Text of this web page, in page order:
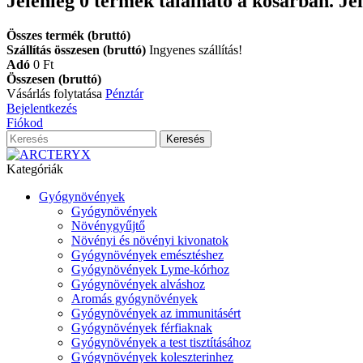
Összes termék (bruttó)
Szállítás összesen (bruttó) Ingyenes szállítás!
Adó 0 Ft‎
Összesen (bruttó)
Vásárlás folytatása Pénztár
Bejelentkezés
Fiókod
Keresés
Kategóriák
Gyógynövények
Gyógynövények
Növénygyűjtő
Növényi és növényi kivonatok
Gyógynövények emésztéshez
Gyógynövények Lyme-kórhoz
Gyógynövények alváshoz
Aromás gyógynövények
Gyógynövények az immunitásért
Gyógynövények férfiaknak
Gyógynövények a test tisztításához
Gyógynövények koleszterinhez